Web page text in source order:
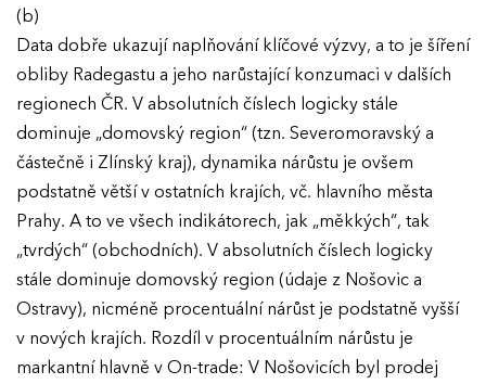
(b)
Data dobře ukazují naplňování klíčové výzvy, a to je šíření
obliby Radegastu a jeho narůstající konzumaci v dalších
regionech ČR. V absolutních číslech logicky stále
dominuje „domovský region“ (tzn. Severomoravský a
částečně i Zlínský kraj), dynamika nárůstu je ovšem
podstatně větší v ostatních krajích, vč. hlavního města
Prahy. A to ve všech indikátorech, jak „měkkých“, tak
„tvrdých“ (obchodních). V absolutních číslech logicky
stále dominuje domovský region (údaje z Nošovic a
Ostravy), nicméně procentuální nárůst je podstatně vyšší
v nových krajích. Rozdíl v procentuálním nárůstu je
markantní hlavně v On-trade: V Nošovicích byl prodej